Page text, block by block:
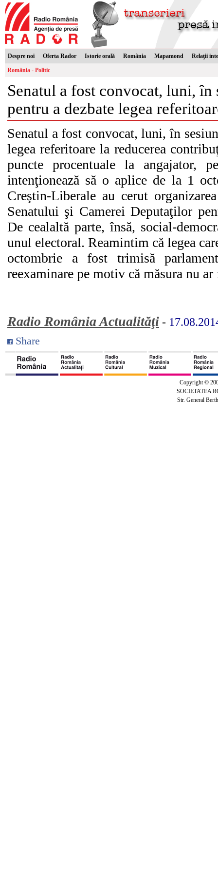
Despre noi Oferta Rador Istorie orală România Mapamond Relaţii
România - Politic
Senatul a fost convocat, luni, în
pentru a dezbate legea
Senatul a fost convocat, luni, în
legea referitoare la reducerea
puncte procentuale la angajator,
intenţionează să o aplice de la 1
Creştin-Liberale au cerut
Senatului şi Camerei Deputaţilor
De cealaltă parte, însă, social-
unul electoral. Reamintim că legea
octombrie a fost trimisă
reexaminare pe motiv că măsura nu
Radio România Actualităţi -
Share
Copyright ©
SOCIETATEA
Str. General